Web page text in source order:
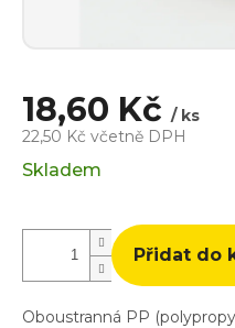
18,60 Kč / ks
22,50 Kč včetně DPH
Měrná
Skladem
Přidat do
Oboustranná PP